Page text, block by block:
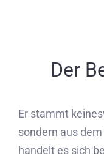
Der
Er stammt
sondern aus
handelt es sich